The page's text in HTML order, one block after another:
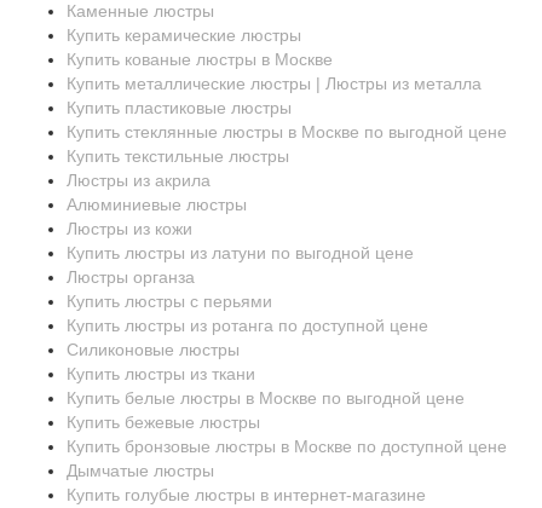
Каменные люстры
Купить керамические люстры
Купить кованые люстры в Москве
Купить металлические люстры | Люстры из металла
Купить пластиковые люстры
Купить стеклянные люстры в Москве по выгодной цене
Купить текстильные люстры
Люстры из акрила
Алюминиевые люстры
Люстры из кожи
Купить люстры из латуни по выгодной цене
Люстры органза
Купить люстры с перьями
Купить люстры из ротанга по доступной цене
Силиконовые люстры
Купить люстры из ткани
Купить белые люстры в Москве по выгодной цене
Купить бежевые люстры
Купить бронзовые люстры в Москве по доступной цене
Дымчатые люстры
Купить голубые люстры в интернет-магазине